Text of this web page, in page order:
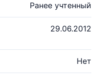
Ранее учтенный
29.06.2012
Нет